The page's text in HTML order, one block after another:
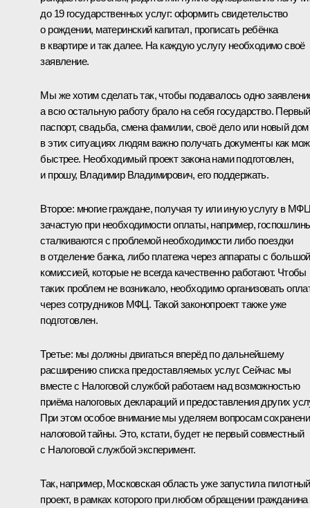
до 19 государственных услуг: оформить свидетельство
о рождении, материнский капитал, прописать ребёнка
в квартире и так далее. На каждую услугу необходимо своё
заявление.
Мы же хотим сделать так, чтобы подавалось одно
а всю остальную работу брало на себя государство. Первый
паспорт, свадьба, смена фамилии, своё дело или новый дом
в этих ситуациях людям важно получать документы как
быстрее. Необходимый проект закона нами подготовлен,
и прошу, Владимир Владимирович, его поддержать.
Второе: многие граждане, получая ту или иную услугу в
зачастую при необходимости оплаты, например,
сталкиваются с проблемой необходимости либо поездки
в отделение банка, либо платежа через аппараты с большой
комиссией, которые не всегда качественно работают. Чтобы
таких проблем не возникало, необходимо организовать
через сотрудников МФЦ. Такой законопроект также уже
подготовлен.
Третье: мы должны двигаться вперёд по дальнейшему
расширению списка предоставляемых услуг. Сейчас мы
вместе с Налоговой службой работаем над возможностью
приёма налоговых деклараций и предоставления других
При этом особое внимание мы уделяем вопросам
налоговой тайны. Это, кстати, будет не первый совместный
с Налоговой службой эксперимент.
Так, например, Московская область уже запустила пилотный
проект, в рамках которого при любом обращении гражданина